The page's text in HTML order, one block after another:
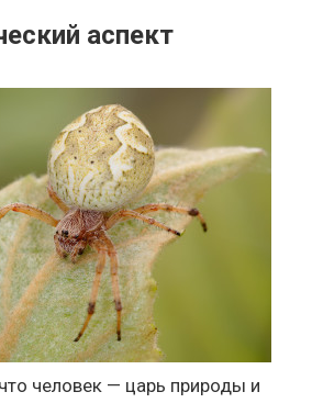
аспект
человек — царь природы и